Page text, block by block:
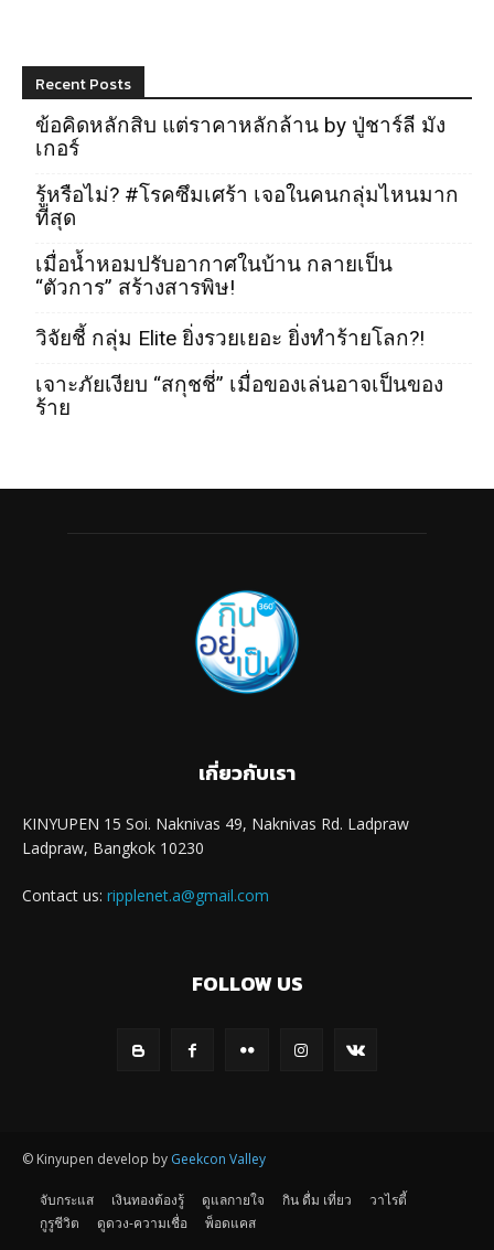
Recent Posts
ข้อคิดหลักสิบ แต่ราคาหลักล้าน by ปู่ชาร์ลี มัง
เกอร์
รู้หรือไม่? #โรคซึมเศร้า เจอในคนกลุ่มไหนมาก
ที่สุด
เมื่อน้ำหอมปรับอากาศในบ้าน กลายเป็น
“ตัวการ” สร้างสารพิษ!
วิจัยชี้ กลุ่ม Elite ยิ่งรวยเยอะ ยิ่งทำร้ายโลก?!
เจาะภัยเงียบ “สกุชชี่” เมื่อของเล่นอาจเป็นของ
ร้าย
เกี่ยวกับเรา
KINYUPEN 15 Soi. Naknivas 49, Naknivas Rd. Ladpraw
Ladpraw, Bangkok 10230
Contact us: ripplenet.a@gmail.com
FOLLOW US
© Kinyupen develop by Geekcon Valley
จับกระแส เงินทองต้องรู้ ดูแลกายใจ กิน ดื่ม เที่ยว
วาไรตี้
กูรูชีวิต
ดูดวง-ความเชื่อ พ็อดแคส